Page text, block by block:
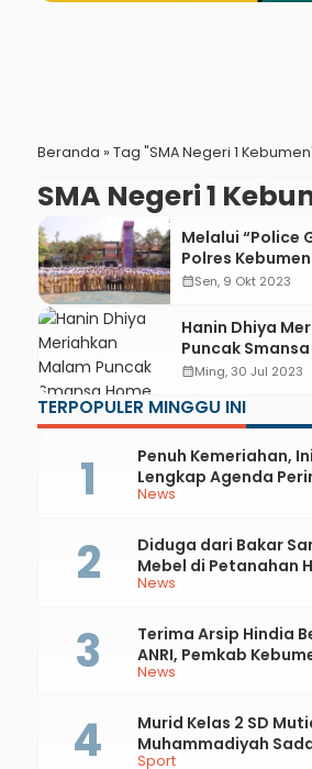
Beranda » Tag "SMA Negeri 1
SMA Negeri 1
Melalui “Police
Polres
Berantas Bullying
calendar_monthSen, 9 Okt 2023
Hanin Dhiya
Puncak
(SHC’64) Leviosa
calendar_monthMing, 30 Jul 2023
TERPOPULER MINGGU INI
News
Penuh Kemeriahan,
Lengkap Agenda
81 RI dan Hari Jadi
News
Diduga dari Bakar
Mebel di Petanahan
Api
News
Terima Arsip Hindia
ANRI, Pemkab
Integrasi Sejarah,
Sport
Murid Kelas 2 SD
Muhammadiyah
dan Perak di Kejurda